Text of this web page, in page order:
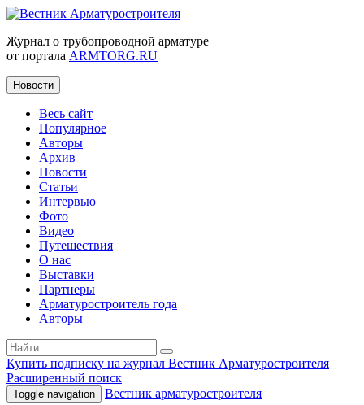
Журнал о трубопроводной арматуре
от портала ARMTORG.RU
Новости
Весь сайт
Популярное
Авторы
Архив
Новости
Статьи
Интервью
Фото
Видео
Путешествия
О нас
Выставки
Партнеры
Арматуростроитель года
Авторы
Купить подписку на журнал Вестник Арматуростроителя
Расширенный поиск
Toggle navigation Вестник арматуростроителя